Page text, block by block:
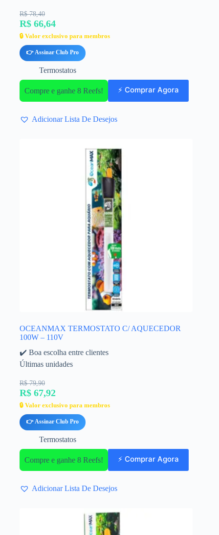
R$ 78,40
R$ 66,64
🔒 Valor exclusivo para membros
👉 Assinar Club Pro
Termostatos
Compre e ganhe 8 Reefs! ⚡ Comprar Agora
Adicionar Lista De Desejos
OCEANMAX TERMOSTATO C/ AQUECEDOR
100W – 110V
✔️ Boa escolha entre clientes
Últimas unidades
R$ 79,90
R$ 67,92
🔒 Valor exclusivo para membros
👉 Assinar Club Pro
Termostatos
Compre e ganhe 8 Reefs! ⚡ Comprar Agora
Adicionar Lista De Desejos